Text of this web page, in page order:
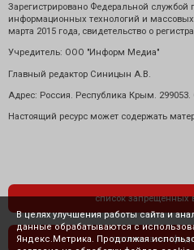
Зарегистрировано Федеральной службой
информационных технологий и
марта 2015 года, свидетельство о
Учредитель: ООО "Информ Медиа"
Главный редактор Синицын А.В.
Адрес: Россия. Республика Крым. 299053.
Настоящий ресурс может содержать
список запрещенных
политика
В целях улучшения работы сайта и
данные обрабатываются с
Яндекс.Метрика. Продолжая